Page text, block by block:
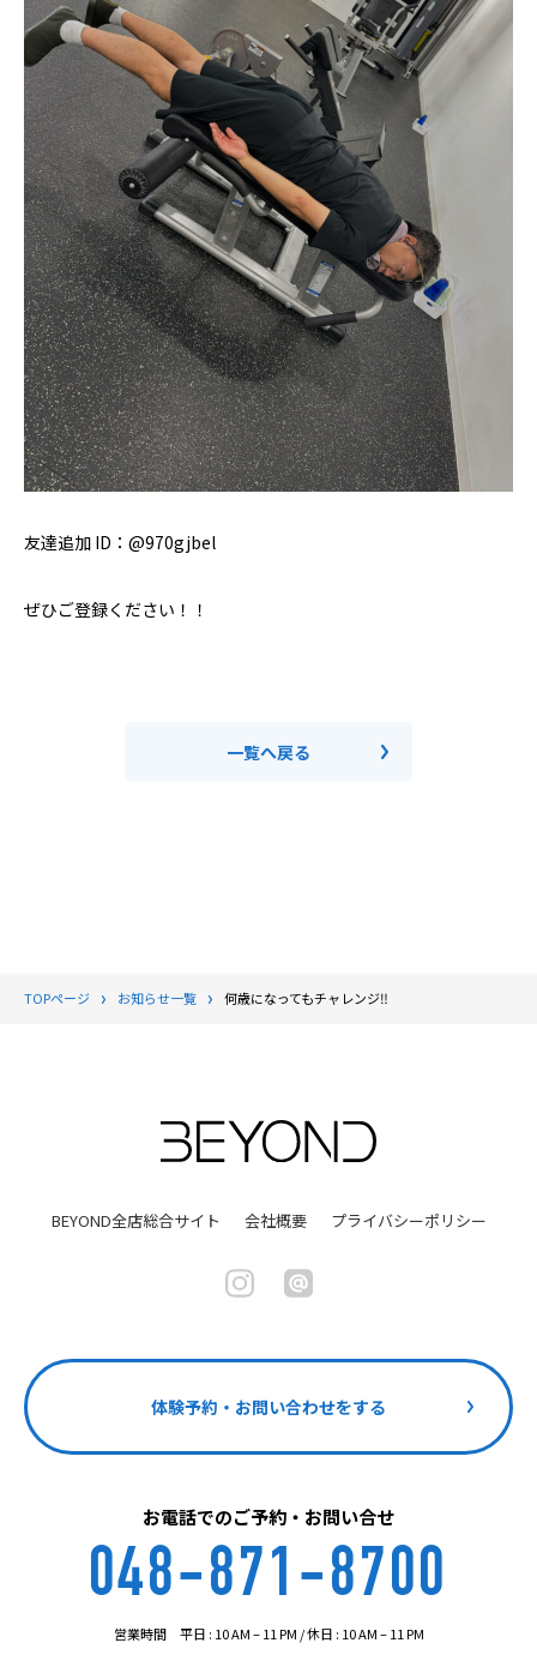
友達追加 ID：@970gjbel
ぜひご登録ください！！
一覧へ戻る
TOPページ お知らせ一覧 何歳になってもチャレンジ‼️
BEYOND全店総合サイト 会社概要 プライバシーポリシー
体験予約・お問い合わせをする
お電話でのご予約・お問い合せ
048-871-8700
営業時間 平日 : 10 AM – 11 PM / 休日 : 10 AM – 11 PM